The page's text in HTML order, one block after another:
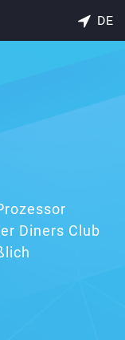
DE
Diners Club